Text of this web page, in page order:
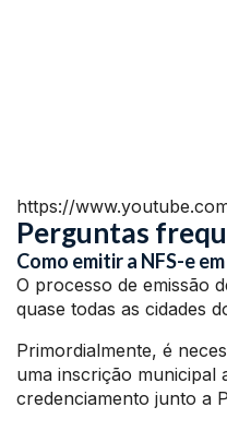
https://
Perguntas
Como emitir a NFS-e
O processo de emissão
quase todas as cidades
Primordialmente, é
uma inscrição municipal
credenciamento junto a